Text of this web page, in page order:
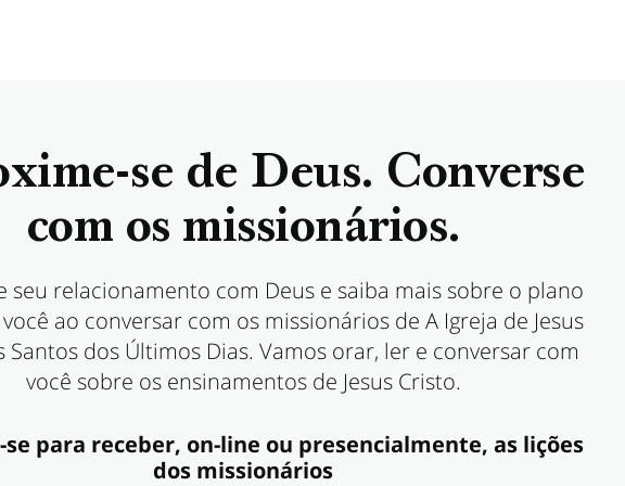
se de Deus. Converse
com os missionários.
seu relacionamento com Deus e saiba mais sobre o plano
ao conversar com os missionários de A Igreja de Jesus
Santos dos Últimos Dias. Vamos orar, ler e conversar com
você sobre os ensinamentos de Jesus Cristo.
se para receber, on-line ou presencialmente, as lições
dos missionários